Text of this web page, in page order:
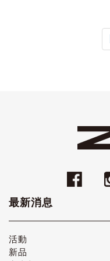
最新消息
活動
新品